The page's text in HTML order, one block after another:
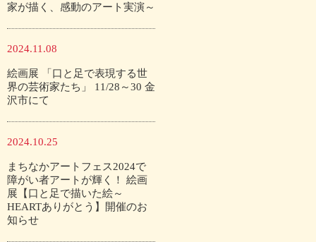
家が描く、感動のアート実演～
2024.11.08
絵画展 「口と足で表現する世
界の芸術家たち」 11/28～30 金
沢市にて
2024.10.25
まちなかアートフェス2024で
障がい者アートが輝く！ 絵画
展【口と足で描いた絵～
HEARTありがとう】開催のお
知らせ